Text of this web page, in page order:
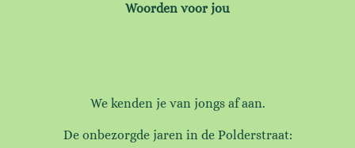
Woorden voor jou
We kenden je van jongs af aan.
De onbezorgde jaren in de Polderstraat: